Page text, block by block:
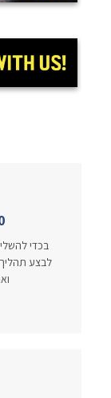
10
בכדי
לבצע